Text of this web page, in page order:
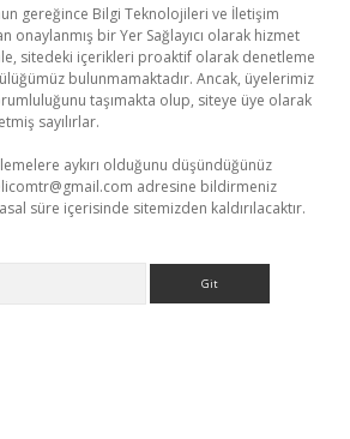
gereğince Bilgi Teknolojileri ve İletişim
onaylanmış bir Yer Sağlayıcı olarak hizmet
sitedeki içerikleri proaktif olarak denetleme
bulunmamaktadır. Ancak, üyelerimiz
taşımakta olup, siteye üye olarak
sayılırlar.
aykırı olduğunu düşündüğünüz
adresine bildirmeniz
süre içerisinde sitemizden kaldırılacaktır.